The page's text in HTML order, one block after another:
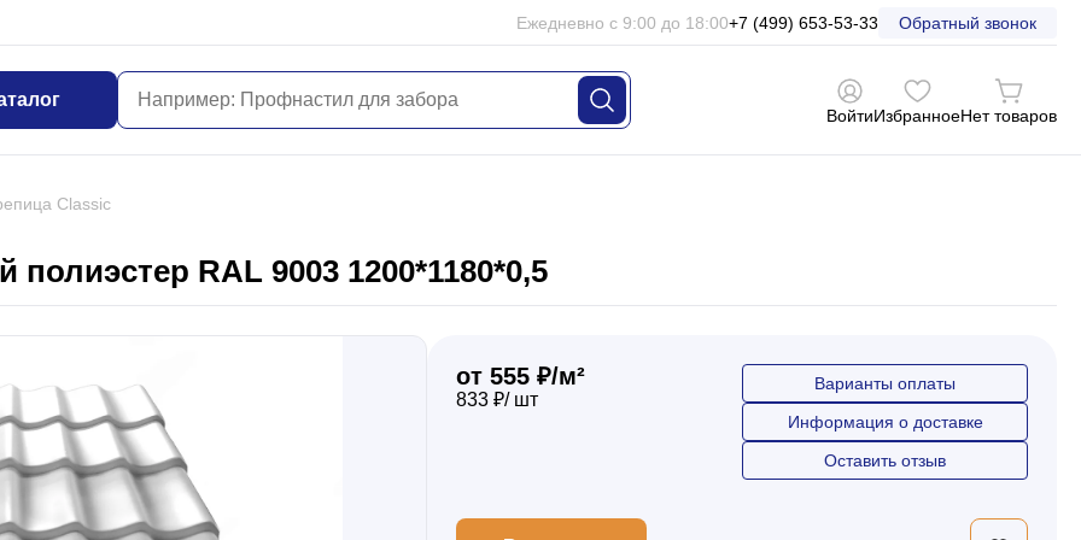
Ежедневно с 9:00 до 18:00+7 (499) 653-53-33 Обратный звонок
ВойтиИзбранноеНет товаров
Classic
RAL 9003 1200*1180*0,5
от 555 ₽/м²
833 ₽/ шт
Варианты оплаты
Информация о доставке
Оставить отзыв